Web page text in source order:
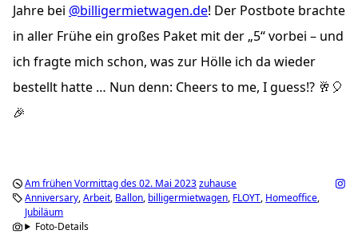
Jahre bei @billigermietwagen.de! Der Postbote brachte
in aller Frühe ein großes Paket mit der „5“ vorbei – und
ich fragte mich schon, was zur Hölle ich da wieder
bestellt hatte … Nun denn: Cheers to me, I guess!? 🥂🎈
🎉
Am frühen Vormittag des 02. Mai 2023zuhause
Anniversary Arbeit Ballon billigermietwagen FLOYT Homeoffice
Jubiläum
Foto-Details